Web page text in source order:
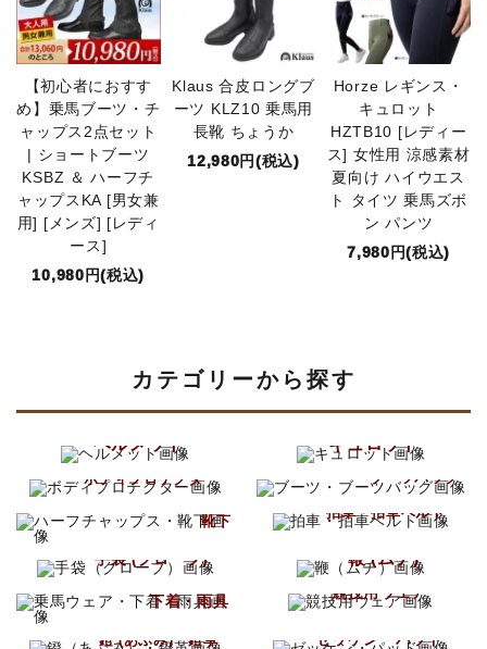
【初心者におすす
め】乗馬ブーツ・チ
ャップス2点セット
| ショートブーツ
KSBZ ＆ ハーフチ
ャップスKA [男女兼
用] [メンズ] [レディ
ース]
10,980円(税込)
Klaus 合皮ロングブ
ーツ KLZ10 乗馬用
長靴 ちょうか
12,980円(税込)
Horze レギンス・
キュロット
HZTB10 [レディー
ス] 女性用 涼感素材
夏向け ハイウエス
ト タイツ 乗馬ズボ
ン パンツ
7,980円(税込)
カテゴリーから探す
ヘルメット キュロット
ボディプロテクター
ブーツ
ブーツバッグ
靴下
拍車・拍車ベルト
手袋 (グローブ) 鞭 (ムチ)
下着・雨具
競技用ウェア
鐙 (あぶみ)・鐙革 ゼッケン・パッド